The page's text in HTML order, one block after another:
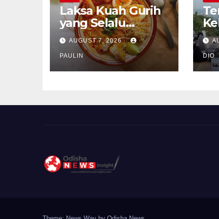
Laksa Kuah Gurih
yang Selalu
Dirindukan
AUGUST 7, 2026
PAULIN DIO